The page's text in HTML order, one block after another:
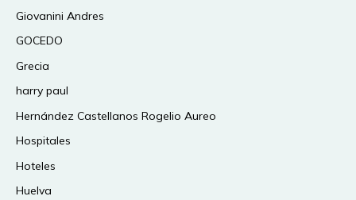
Giovanini Andres
GOCEDO
Grecia
harry paul
Hernández Castellanos Rogelio Aureo
Hospitales
Hoteles
Huelva